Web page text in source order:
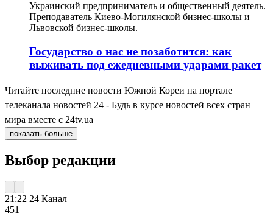
Украинский предприниматель и общественный деятель.
Преподаватель Киево-Могилянской бизнес-школы и
Львовской бизнес-школы.
Государство о нас не позаботится: как
выживать под ежедневными ударами ракет
Читайте последние новости Южной Кореи на портале
телеканала новостей 24 - Будь в курсе новостей всех стран
мира вместе с 24tv.ua
показать больше
Выбор редакции
21:22 24 Канал
451